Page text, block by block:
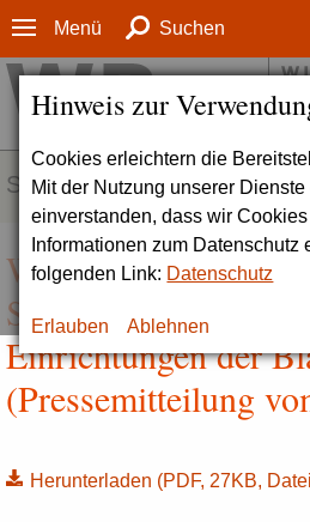
Hinweis zur
Cookies erleichtern die
Mit der Nutzung unserer
einverstanden, dass wir
Informationen zum Datenschutz
folgenden Link: Datenschutz
Erlauben Ablehnen
Menü Suchen
SERVICE
Wissenschaftsrat
Stellungnahmen zu
Einrichtungen der
(Pressemitteilung
Herunterladen (PDF, 27KB,